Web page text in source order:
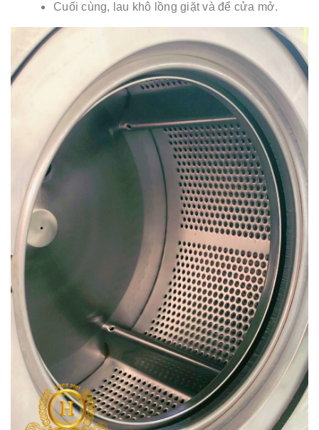
Cuối cùng, lau khô lồng giặt và để cửa mở.